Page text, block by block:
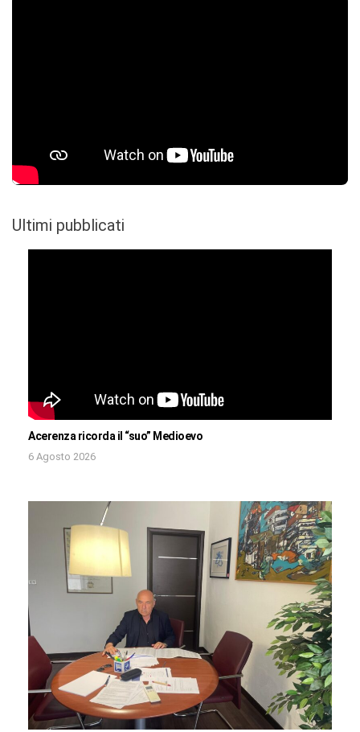
Ultimi pubblicati
Acerenza ricorda il “suo” Medioevo
6 Agosto 2026